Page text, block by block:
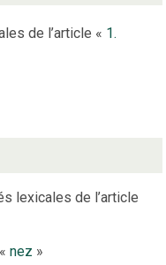
de l’article « 1.
lexicales de l’article
nez »